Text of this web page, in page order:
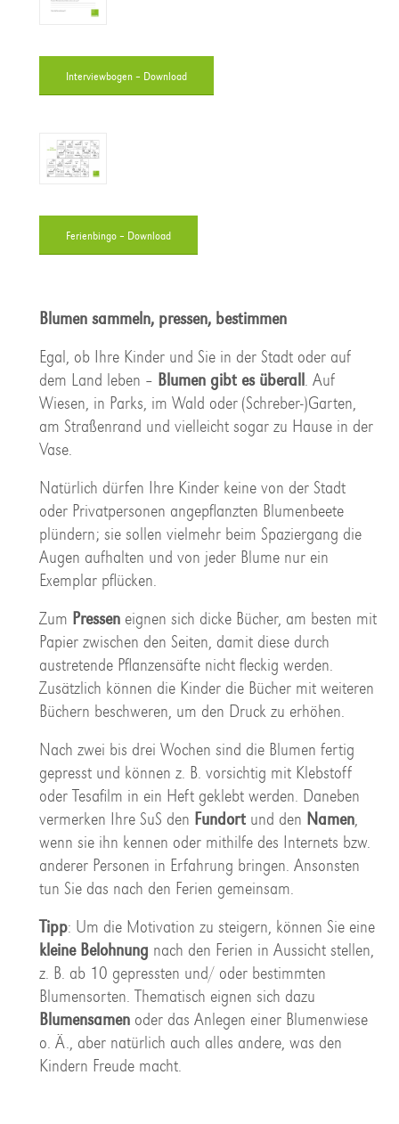
Interviewbogen – Download
Ferienbingo – Download
Blumen sammeln, pressen, bestimmen
Egal, ob Ihre Kinder und Sie in der Stadt oder auf
dem Land leben – Blumen gibt es überall. Auf
Wiesen, in Parks, im Wald oder (Schreber-)Garten,
am Straßenrand und vielleicht sogar zu Hause in der
Vase.
Natürlich dürfen Ihre Kinder keine von der Stadt
oder Privatpersonen angepflanzten Blumenbeete
plündern; sie sollen vielmehr beim Spaziergang die
Augen aufhalten und von jeder Blume nur ein
Exemplar pflücken.
Zum Presseneignen sich dicke Bücher, am besten mit
Papier zwischen den Seiten, damit diese durch
austretende Pflanzensäfte nicht fleckig werden.
Zusätzlich können die Kinder die Bücher mit weiteren
Büchern beschweren, um den Druck zu erhöhen.
Nach zwei bis drei Wochen sind die Blumen fertig
gepresst und können z. B. vorsichtig mit Klebstoff
oder Tesafilm in ein Heft geklebt werden. Daneben
vermerken Ihre SuS den Fundortund den Namen,
wenn sie ihn kennen oder mithilfe des Internets bzw.
anderer Personen in Erfahrung bringen. Ansonsten
tun Sie das nach den Ferien gemeinsam.
Tipp: Um die Motivation zu steigern, können Sie eine
kleine Belohnung nach den Ferien in Aussicht stellen,
z. B. ab 10 gepressten und/ oder bestimmten
Blumensorten. Thematisch eignen sich dazu
Blumensamenoder das Anlegen einer Blumenwiese
o. Ä., aber natürlich auch alles andere, was den
Kindern Freude macht.